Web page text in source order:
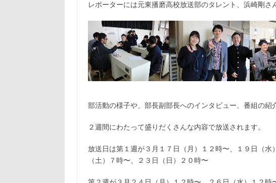
レポーターには元東播磨高校放送部のタレント、浜崎剛さ
部活動の様子や、部長副部長へのインタビュー、番組の紹
２週間にわたって盛りだくさんな内容で放送されます。
放送日は第１週が３月１７日（月）１２時〜、１９日（
（土）７時〜、２３日（日）２０時〜